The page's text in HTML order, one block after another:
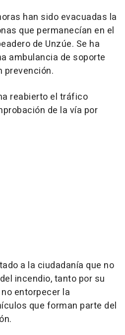
han sido evacuadas la
que permanecían en el
de Unzúe. Se ha
ambulancia de soporte
prevención.
reabierto el tráfico
de la vía por
a la ciudadanía que no
incendio, tanto por su
entorpecer la
que forman parte del